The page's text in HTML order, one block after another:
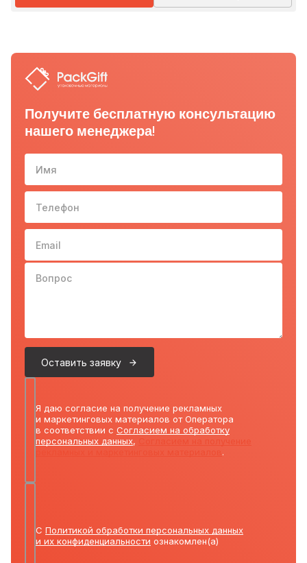
Получите бесплатную консультацию
нашего менеджера!
Имя
Телефон 10-
Email
Вопрос
Оставить заявку
Я даю согласие на получение рекламных
и маркетинговых материалов от Оператора
в соответствии с Согласием на обработку
персональных данных,
.
С Политикой обработки персональных данных
и их конфиденциальности ознакомлен(а)